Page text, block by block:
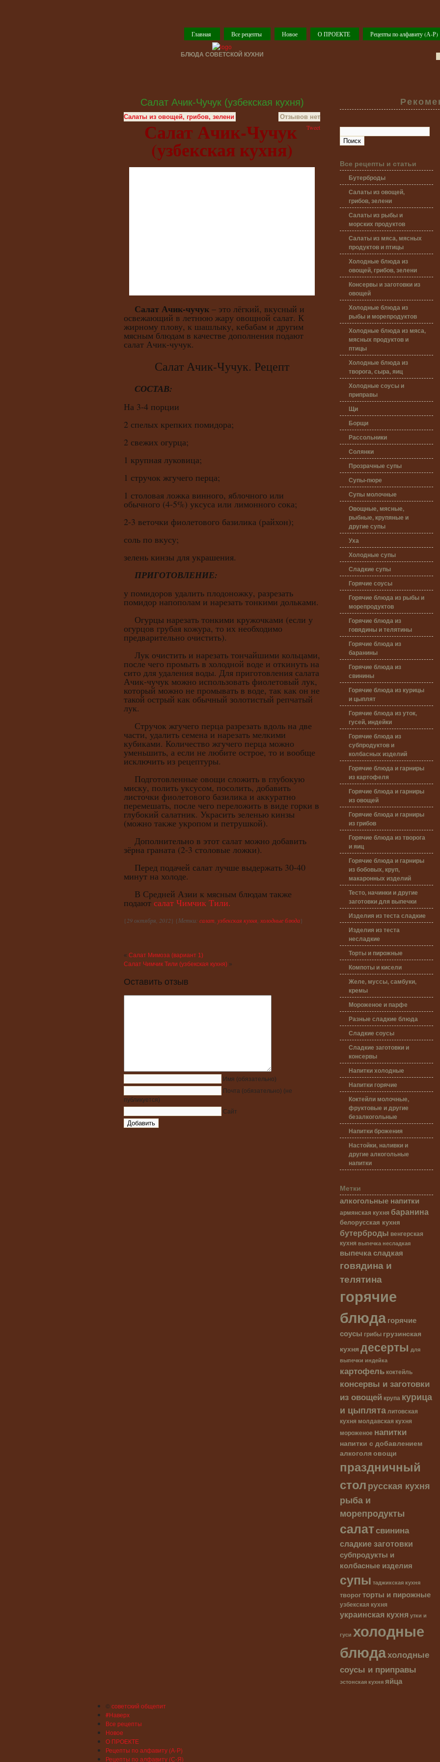
Главная Все рецепты Новое О ПРОЕКТЕ Рецепты по алфавиту (А-Р)
БЛЮДА СОВЕТСКОЙ КУХНИ
Салат Ачик-Чучук (узбекская кухня)
Салаты из овощей, грибов, зелени Отзывов нет
Tweet
Салат Ачик-Чучук
(узбекская кухня)
Салат Ачик-чучук – это лёгкий, вкусный и
освежающий в летнюю жару овощной салат. К
жирному плову, к шашлыку, кебабам и другим
мясным блюдам в качестве дополнения подают
салат Ачик-чучук.
Салат Ачик-Чучук. Рецепт
СОСТАВ:
На 3-4 порции
2 спелых крепких помидора;
2 свежих огурца;
1 крупная луковица;
1 стручок жгучего перца;
1 столовая ложка винного, яблочного или
обычного (4-5%) уксуса или лимонного сока;
2-3 веточки фиолетового базилика (райхон);
соль по вкусу;
зелень кинзы для украшения.
ПРИГОТОВЛЕНИЕ:
у помидоров удалить плодоножку, разрезать
помидор напополам и нарезать тонкими дольками.
Огурцы нарезать тонкими кружочками (если у
огурцов грубая кожура, то их необходимо
предварительно очистить).
Лук очистить и нарезать тончайшими кольцами,
после чего промыть в холодной воде и откинуть на
сито для удаления воды. Для приготовления салата
Ачик-чучук можно использовать фиолетовый лук,
который можно не промывать в воде, так как он не
такой острый как обычный золотистый репчатый
лук.
Стручок жгучего перца разрезать вдоль на две
части, удалить семена и нарезать мелкими
кубиками. Количество жгучего перца можно
уменьшить, а если не любите острое, то и вообще
исключить из рецептуры.
Подготовленные овощи сложить в глубокую
миску, полить уксусом, посолить, добавить
листочки фиолетового базилика и аккуратно
перемешать, после чего переложить в виде горки в
глубокий салатник. Украсить зеленью кинзы
(можно также укропом и петрушкой).
Дополнительно в этот салат можно добавить
зёрна граната (2-3 столовые ложки).
Перед подачей салат лучше выдержать 30-40
минут на холоде.
В Средней Азии к мясным блюдам также
подают салат Чимчик Тили.
{29 октября, 2012} {Метки: салат узбекская кухня холодные блюда}
« Салат Мимоза (вариант 1)
Салат Чимчик Тили (узбекская кухня) »
Оставить отзыв
Имя (обязательно)
Почта (обязательно) (не
публикуется)
Сайт
Все рецепты и статьи
Бутерброды
Салаты из овощей,
грибов, зелени
Салаты из рыбы и
морских продуктов
Салаты из мяса, мясных
продуктов и птицы
Холодные блюда из
овощей, грибов, зелени
Консервы и заготовки из
овощей
Холодные блюда из
рыбы и морепродуктов
Холодные блюда из мяса,
мясных продуктов и
птицы
Холодные блюда из
творога, сыра, яиц
Холодные соусы и
приправы
Щи
Борщи
Рассольники
Солянки
Прозрачные супы
Супы-пюре
Супы молочные
Овощные, мясные,
рыбные, крупяные и
другие супы
Уха
Холодные супы
Сладкие супы
Горячие соусы
Горячие блюда из рыбы и
морепродуктов
Горячие блюда из
говядины и телятины
Горячие блюда из
баранины
Горячие блюда из
свинины
Горячие блюда из курицы
и цыплят
Горячие блюда из уток,
гусей, индейки
Горячие блюда из
субпродуктов и
колбасных изделий
Горячие блюда и гарниры
из картофеля
Горячие блюда и гарниры
из овощей
Горячие блюда и гарниры
из грибов
Горячие блюда из творога
и яиц
Горячие блюда и гарниры
из бобовых, круп,
макаронных изделий
Тесто, начинки и другие
заготовки для выпечки
Изделия из теста сладкие
Изделия из теста
несладкие
Торты и пирожные
Компоты и кисели
Желе, муссы, самбуки,
кремы
Мороженое и парфе
Разные сладкие блюда
Сладкие соусы
Сладкие заготовки и
консервы
Напитки холодные
Напитки горячие
Коктейли молочные,
фруктовые и другие
безалкогольные
Напитки брожения
Настойки, наливки и
другие алкогольные
напитки
Метки
алкогольные напитки
армянская кухня баранина
белорусская кухня
бутерброды венгерская
кухня выпечка несладкая
выпечка сладкая
говядина и
телятина
горячие
блюдагорячие
соусы грибы грузинская
кухня десерты для
выпечки индейка
картофель коктейль
консервы и заготовки
из овощей крупа курица
и цыпляталитовская
кухня молдавская кухня
мороженое напитки
напитки с добавлением
алкоголя овощи
праздничный
столрусская кухня
рыба и
морепродукты
салатсвинина
сладкие заготовки
субпродукты и
колбасные изделия
супы таджикская кухня
творогторты и пирожные
узбекская кухня
украинская кухня утки и
гуси холодные
блюдахолодные
соусы и приправы
эстонская кухня яйца
©советский общепит
#Наверх
Все рецепты
Новое
О ПРОЕКТЕ
Рецепты по алфавиту (А-Р)
Рецепты по алфавиту (С-Я)